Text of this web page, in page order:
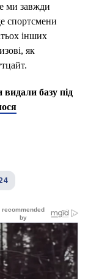
ми завжди
спортсмени
інших
як
видали базу під